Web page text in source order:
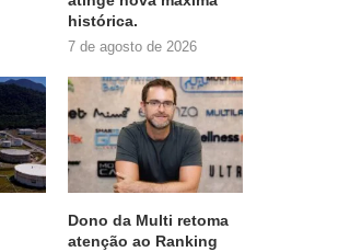
histórica.
7 de agosto de 2026
Dono da Multi retoma
atenção ao Ranking